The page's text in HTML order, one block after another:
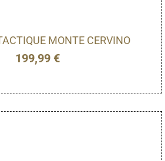
MONTE CERVINO
199,99 €